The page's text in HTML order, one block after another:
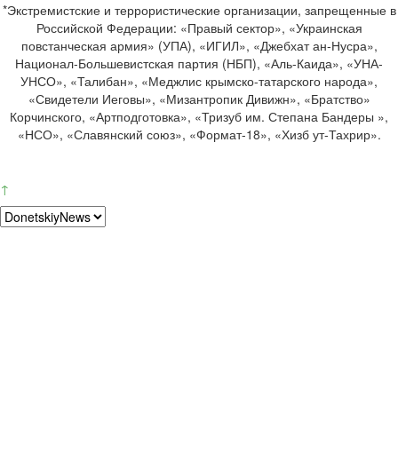
*Экстремистские и террористические организации, запрещенные в
Российской Федерации: «Правый сектор», «Украинская
повстанческая армия» (УПА), «ИГИЛ», «Джебхат ан-Нусра»,
Национал-Большевистская партия (НБП), «Аль-Каида», «УНА-
УНСО», «Талибан», «Меджлис крымско-татарского народа»,
«Свидетели Иеговы», «Мизантропик Дивижн», «Братство»
Корчинского, «Артподготовка», «Тризуб им. Степана Бандеры »,
«НСО», «Славянский союз», «Формат-18», «Хизб ут-Тахрир».
↑